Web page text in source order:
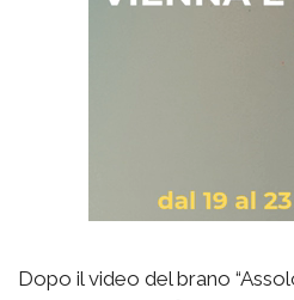
Dopo il video del brano